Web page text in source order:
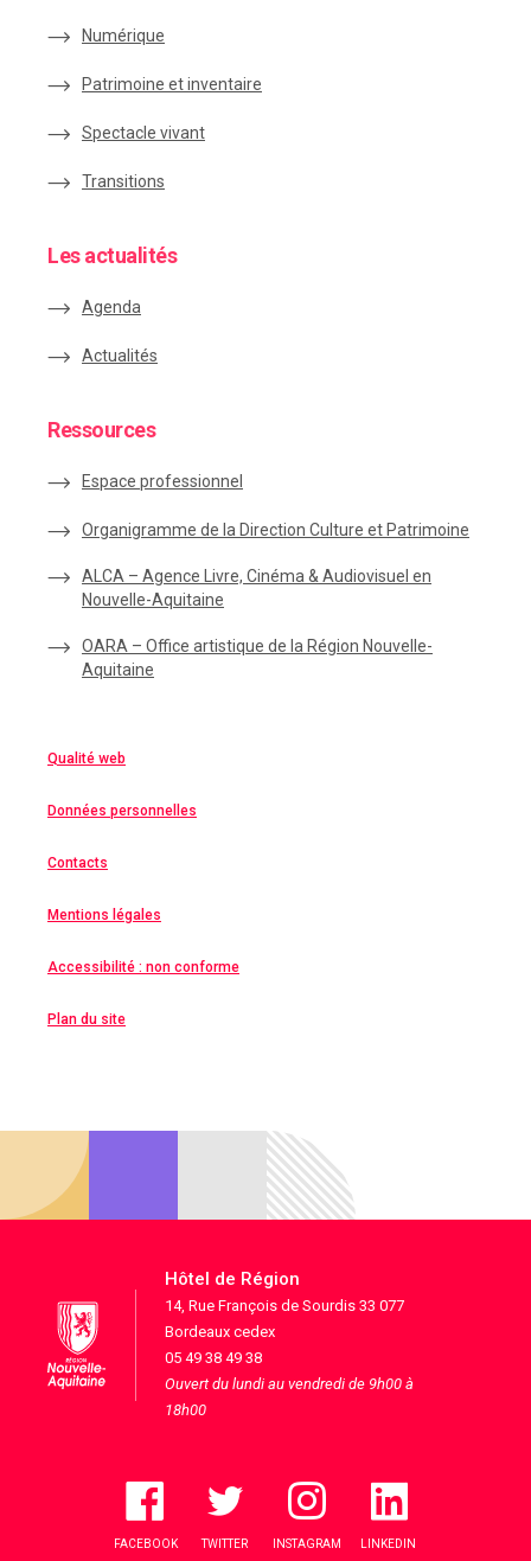
Numérique
Patrimoine et inventaire
Spectacle vivant
Transitions
Les actualités
Agenda
Actualités
Ressources
Espace professionnel
Organigramme de la Direction Culture et Patrimoine
ALCA – Agence Livre, Cinéma & Audiovisuel en
Nouvelle-Aquitaine
OARA – Office artistique de la Région Nouvelle-
Aquitaine
Qualité web
Données personnelles
Contacts
Mentions légales
Accessibilité : non conforme
Plan du site
Hôtel de Région
14, Rue François de Sourdis 33 077
Bordeaux cedex
05 49 38 49 38
Ouvert du lundi au vendredi de 9h00 à
18h00
FACEBOOK TWITTER INSTAGRAM LINKEDIN